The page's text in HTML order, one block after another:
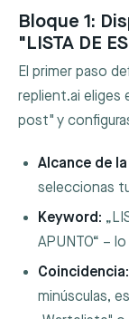
Bloque 1:
"LISTA DE
El primer paso
replient.ai eliges
post" y
Alcance de
seleccionas
Keyword:
APUNTO“ –
Coincidencia:
minúsculas,